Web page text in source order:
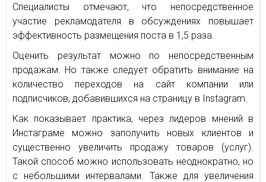
Специалисты отмечают, что непосредственное
участие рекламодателя в обсуждениях повышает
эффективность размещения поста в 1,5 раза.
Оценить результат можно по непосредственным
продажам. Но также следует обратить внимание на
количество переходов на сайт компании или
подписчиков, добавившихся на страницу в Instagram.
Как показывает практика, через лидеров мнений в
Инстаграме можно заполучить новых клиентов и
существенно увеличить продажу товаров (услуг).
Такой способ можно использовать неоднократно, но
с небольшими интервалами. Также для увеличения